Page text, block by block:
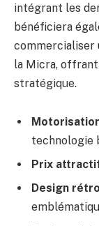
intégrant les
bénéficiera
commercialiser
la Micra,
stratégique.
technologie
Prix
Design